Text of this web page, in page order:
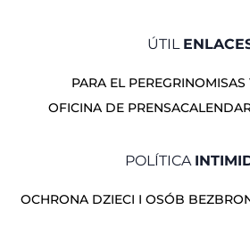
ÚTIL
PARA EL PEREGRINOMISAS
OFICINA DE PRENSA
POLÍTICA
OCHRONA DZIECI I OSÓB